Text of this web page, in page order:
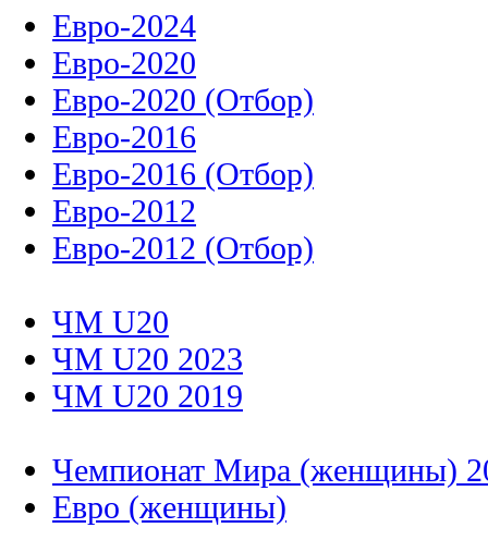
Евро-2024
Евро-2020
Евро-2020 (Отбор)
Евро-2016
Евро-2016 (Отбор)
Евро-2012
Евро-2012 (Отбор)
ЧМ U20
ЧМ U20 2023
ЧМ U20 2019
Чемпионат Мира (женщины)
Евро (женщины)